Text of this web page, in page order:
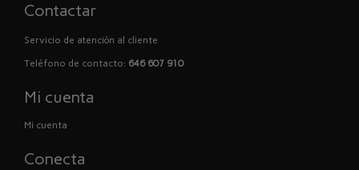
Contactar
Servicio de atención al cliente
Teléfono de contacto: 646 607 910
Mi cuenta
Mi cuenta
Conecta